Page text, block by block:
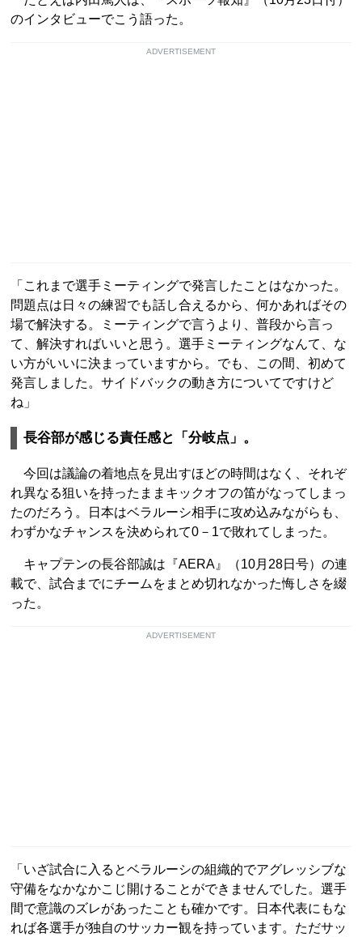
のインタビューでこう語った。
ADVERTISEMENT
「これまで選手ミーティングで発言したことはなかった。
問題点は日々の練習でも話し合えるから、何かあればその
場で解決する。ミーティングで言うより、普段から言っ
て、解決すればいいと思う。選手ミーティングなんて、な
い方がいいに決まっていますから。でも、この間、初めて
発言しました。サイドバックの動き方についてですけど
ね」
長谷部が感じる責任感と「分岐点」。
今回は議論の着地点を見出すほどの時間はなく、それぞ
れ異なる狙いを持ったままキックオフの笛がなってしまっ
たのだろう。日本はベラルーシ相手に攻め込みながらも、
わずかなチャンスを決められて0－1で敗れてしまった。
キャプテンの長谷部誠は『AERA』（10月28日号）の連
載で、試合までにチームをまとめ切れなかった悔しさを綴
った。
ADVERTISEMENT
「いざ試合に入るとベラルーシの組織的でアグレッシブな
守備をなかなかこじ開けることができませんでした。選手
間で意識のズレがあったことも確かです。日本代表にもな
れば各選手が独自のサッカー観を持っています。ただサッ